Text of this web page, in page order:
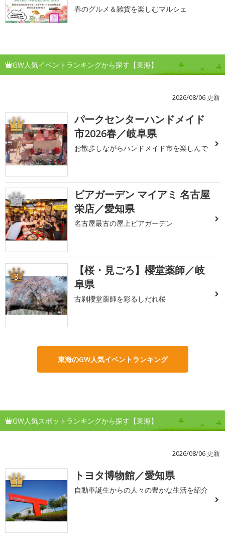
春のグルメ＆雑貨を楽しむマルシェ
GW人気イベントランキングから探す【東海】
2026/08/06 更新
1
パークセンターハンドメイド
市2026春／岐阜県
お散歩しながらハンドメイド市を楽しんで
2
ビアガーデン マイアミ 名古屋
栄店／愛知県
名古屋最古の屋上ビアガーデン
3
【桜・見ごろ】櫻堂薬師／岐
阜県
古刹櫻堂薬師を彩るしだれ桜
東海のGW人気イベントランキング
GW人気スポットランキングから探す【東海】
2026/08/06 更新
1 トヨタ博物館／愛知県
自動車誕生からの人々の豊かな生活を紹介